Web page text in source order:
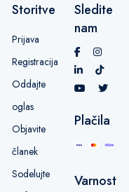
Storitve
Prijava
Registracija
Oddajte
oglas
Objavite
članek
Sodelujte
Sledite
nam
Plačila
Varnost